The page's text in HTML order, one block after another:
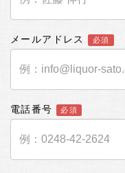
メールアドレス 必須
電話番号 必須